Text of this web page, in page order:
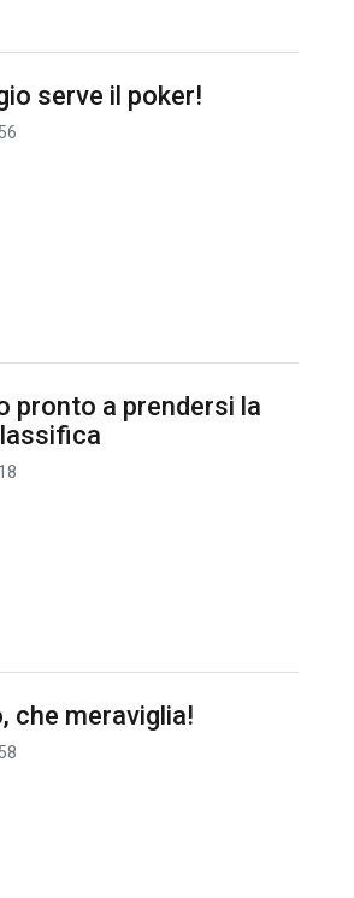
serve il poker!
pronto a prendersi la
che meraviglia!